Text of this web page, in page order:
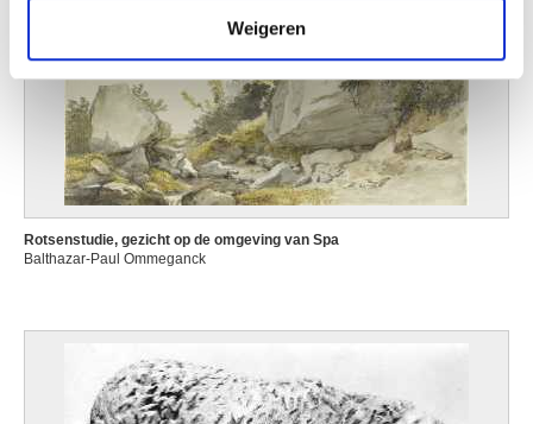
Weigeren
Rotsenstudie, gezicht op de omgeving van Spa
Balthazar-Paul Ommeganck